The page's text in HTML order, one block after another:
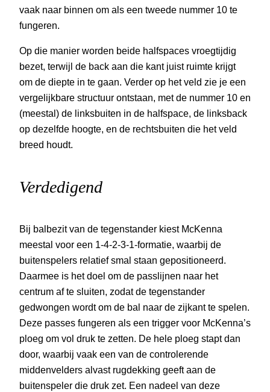
vaak naar binnen om als een tweede nummer 10 te
fungeren.
Op die manier worden beide halfspaces vroegtijdig
bezet, terwijl de back aan die kant juist ruimte krijgt
om de diepte in te gaan. Verder op het veld zie je een
vergelijkbare structuur ontstaan, met de nummer 10 en
(meestal) de linksbuiten in de halfspace, de linksback
op dezelfde hoogte, en de rechtsbuiten die het veld
breed houdt.
Verdedigend
Bij balbezit van de tegenstander kiest McKenna
meestal voor een 1-4-2-3-1-formatie, waarbij de
buitenspelers relatief smal staan gepositioneerd.
Daarmee is het doel om de passlijnen naar het
centrum af te sluiten, zodat de tegenstander
gedwongen wordt om de bal naar de zijkant te spelen.
Deze passes fungeren als een trigger voor McKenna’s
ploeg om vol druk te zetten. De hele ploeg stapt dan
door, waarbij vaak een van de controlerende
middenvelders alvast rugdekking geeft aan de
buitenspeler die druk zet. Een nadeel van deze